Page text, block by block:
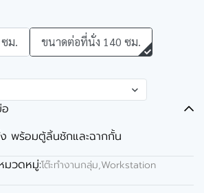
ม. ขนาดต่อที่นั่ง 140 ซม.
พร้อมตู้ลิ้นชักและฉากกั้น
มวดหมู่:โต๊ะทำงานกลุ่ม,Workstation